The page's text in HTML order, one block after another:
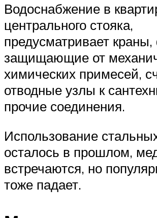
Водоснабжение в
центрального стояка,
предусматривает
защищающие от
химических примесей,
отводные узлы к
прочие соединения.
Использование
осталось в прошлом,
встречаются, но
тоже падает.